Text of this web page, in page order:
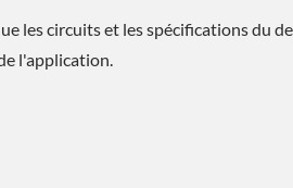
les circuits et les spécifications du
l'application.